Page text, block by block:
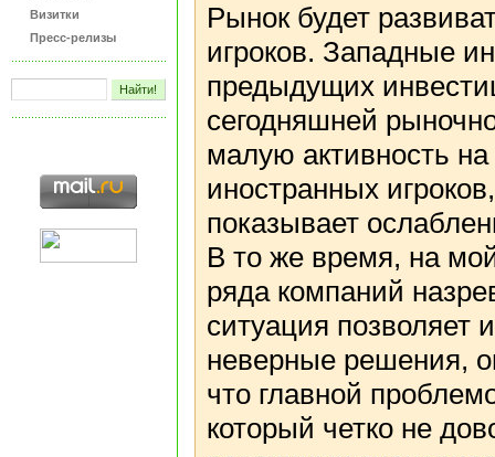
Визитки
Пресс-релизы
Рынок будет
игроков. Западные
предыдущих
сегодняшней
малую активность
иностранных
показывает
В то же время, на
ряда компаний
ситуация позволяет
неверные решения,
что главной
который четко не